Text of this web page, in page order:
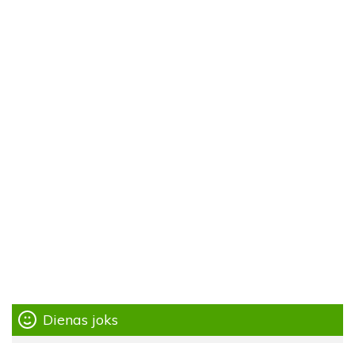
Dienas joks